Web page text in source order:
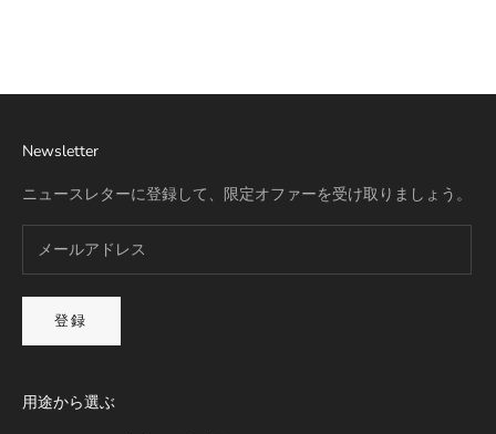
Newsletter
ニュースレターに登録して、限定オファーを受け取りましょう。
登録
用途から選ぶ